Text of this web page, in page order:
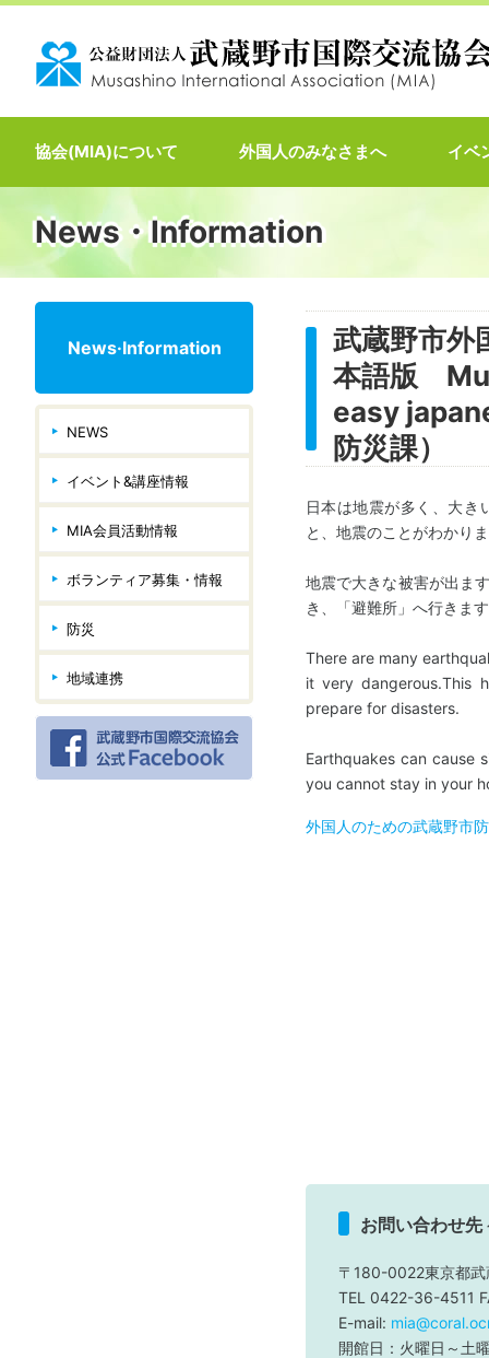
協会(MIA)について 外国人のみなさまへ イベ
News・Information
News·Information
NEWS
イベント&講座情報
MIA会員活動情報
ボランティア募集・情報
防災
地域連携
武蔵野市外
本語版
easy
防災課）
日本は地震が多く、大き
と、地震のことがわかり
地震で大きな被害が出ま
き、「避難所」へ行きます
There are many
it very dangerous.This
prepare for disasters.
Earthquakes can cause
you cannot stay in your
外国人のための武蔵野市
お問い合わせ先
〒180-0022東京都
TEL 0422-36-4511
E-mail:
開館日：火曜日～土